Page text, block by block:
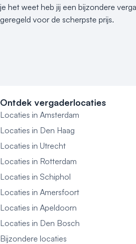
je het weet heb jij een bijzondere
geregeld voor de scherpste prijs.
Ontdek vergaderlocaties
Locaties in Amsterdam
Locaties in Den Haag
Locaties in Utrecht
Locaties in Rotterdam
Locaties in Schiphol
Locaties in Amersfoort
Locaties in Apeldoorn
Locaties in Den Bosch
Bijzondere locaties